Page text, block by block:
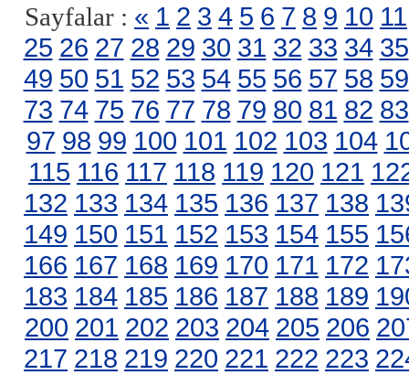
Sayfalar : « 1 2 3 4 5 6 7 8 9 10 11
25 26 27 28 29 30 31 32 33 34 35
49 50 51 52 53 54 55 56 57 58 59
73 74 75 76 77 78 79 80 81 82 83
97 98 99 100 101 102 103 104
115 116 117 118 119 120 121
132 133 134 135 136 137 138
149 150 151 152 153 154 155
166 167 168 169 170 171 172
183 184 185 186 187 188 189
200 201 202 203 204 205 206
217 218 219 220 221 222 223